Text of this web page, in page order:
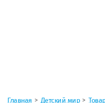
Главная Детский мир